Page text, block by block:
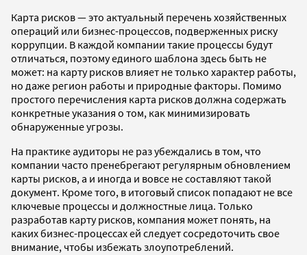
Карта рисков — это актуальный перечень хозяйственных
операций или бизнес-процессов, подверженных риску
коррупции. В каждой компании такие процессы будут
отличаться, поэтому единого шаблона здесь быть не
может: на карту рисков влияет не только характер работы,
но даже регион работы и природные факторы. Помимо
простого перечисления карта рисков должна содержать
конкретные указания о том, как минимизировать
обнаруженные угрозы.
На практике аудиторы не раз убеждались в том, что
компании часто пренебрегают регулярным обновлением
карты рисков, а и иногда и вовсе не составляют такой
документ. Кроме того, в итоговый список попадают не все
ключевые процессы и должностные лица. Только
разработав карту рисков, компания может понять, на
каких бизнес-процессах ей следует сосредоточить свое
внимание, чтобы избежать злоупотреблений.